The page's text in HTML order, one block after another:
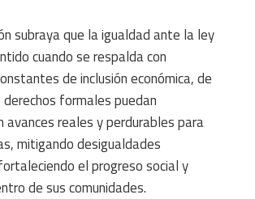
subraya que la igualdad ante la ley
cuando se respalda con
de inclusión económica, de
formales puedan
avances reales y perdurables para
mitigando desigualdades
el progreso social y
de sus comunidades.